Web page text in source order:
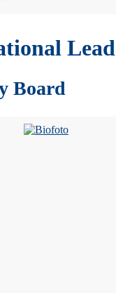
Board